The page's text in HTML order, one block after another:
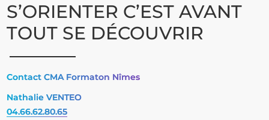
S’ORIENTER C’EST AVANT
TOUT SE DÉCOUVRIR
Contact CMA Formaton Nîmes
Nathalie VENTEO
04.66.62.80.65